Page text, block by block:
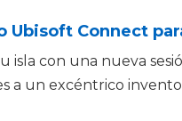
Ubisoft Connect
con una nueva
a un excéntrico